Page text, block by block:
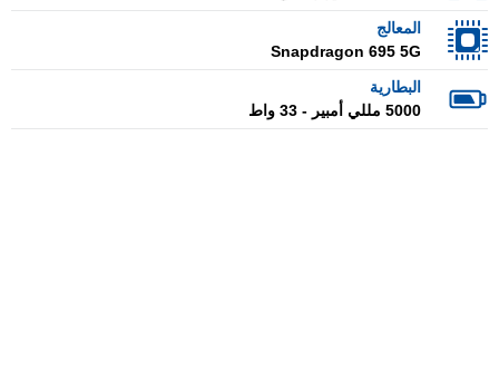
المعالج
Snapdragon 695 5G
البطارية
5000 مللي أمبير - 33 واط